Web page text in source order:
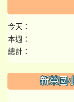
今天：
本週：
總計：
::: 新榮國